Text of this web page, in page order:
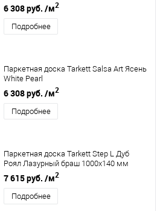
6 308 руб. /м2
Подробнее
Паркетная доска Tarkett Salsa Art Ясень
White Pearl
6 308 руб. /м2
Подробнее
Паркетная доска Tarkett Step L Дуб
Роял Лазурный браш 1000х140 мм
7 615 руб. /м2
Подробнее